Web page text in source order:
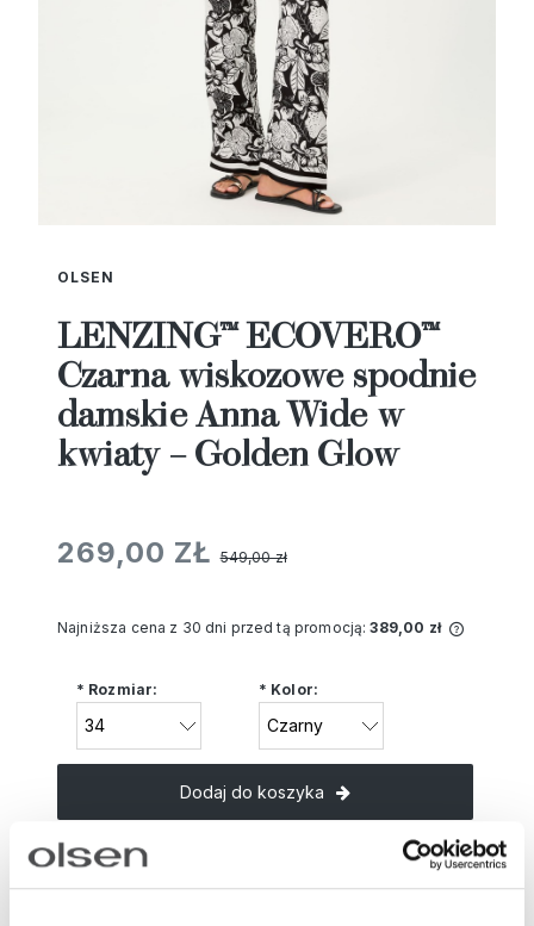
OLSEN
LENZING™ ECOVERO™
Czarna wiskozowe spodnie
damskie Anna Wide w
kwiaty – Golden Glow
269,00 ZŁ 549,00 zł
Najniższa cena z 30 dni przed tą promocją:389,00 zł
* Rozmiar: * Kolor:
Dodaj do koszyka
OPIS
Spodnie z wysokim stanem i szerokimi nogawkami,